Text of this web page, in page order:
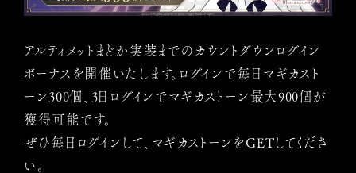
アルティメットまどか実装までのカウントダウンログイン
ボーナスを開催いたします。ログインで毎日マギカスト
ーン300個、3日ログインでマギカストーン最大900個が
獲得可能です。
ぜひ毎日ログインして、マギカストーンをGETしてくださ
い。